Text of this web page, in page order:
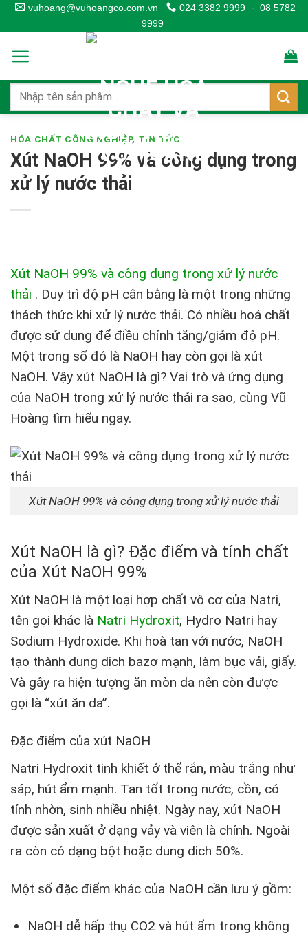
Skip
to
content
vuhoang@vuhoangco.com.vn 024 3382 9999 - 08 5782
9999
HÓA CHẤT CÔNG NGHIỆP, TIN TỨC
Xút NaOH 99% và công dụng trong
xử lý nước thải
Xút NaOH 99% và công dụng trong xử lý nước
thải . Duy trì độ pH cân bằng là một trong những
thách thức khi xử lý nước thải. Có nhiều hoá chất
được sử dụng để điều chỉnh tăng/giảm độ pH.
Một trong số đó là NaOH hay còn gọi là xút
NaOH. Vậy xút NaOH là gì? Vai trò và ứng dụng
của NaOH trong xử lý nước thải ra sao, cùng Vũ
Hoàng tìm hiểu ngay.
Xút NaOH 99% và công dụng trong xử lý nước thải
Xút NaOH là gì? Đặc điểm và tính chất
của Xút NaOH 99%
Xút NaOH là một loại hợp chất vô cơ của Natri,
tên gọi khác là Natri Hydroxit, Hydro Natri hay
Sodium Hydroxide. Khi hoà tan với nước, NaOH
tạo thành dung dịch bazơ mạnh, làm bục vải, giấy.
Và gây ra hiện tượng ăn mòn da nên còn được
gọi là “xút ăn da”.
Đặc điểm của xút NaOH
Natri Hydroxit tinh khiết ở thể rắn, màu trắng như
sáp, hút ẩm mạnh. Tan tốt trong nước, cồn, có
tính nhờn, sinh nhiều nhiệt. Ngày nay, xút NaOH
được sản xuất ở dạng vảy và viên là chính. Ngoài
ra còn có dạng bột hoặc dung dịch 50%.
Một số đặc điểm khác của NaOH cần lưu ý gồm:
NaOH dễ hấp thụ CO2 và hút ẩm trong không